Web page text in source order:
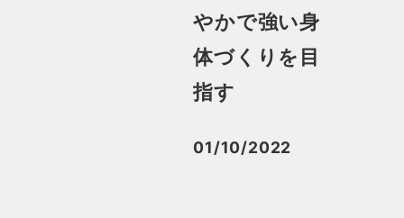
やかで強い身
体づくりを目
指す
投稿日
01/10/2022